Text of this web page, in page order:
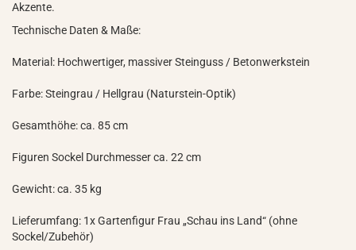
Akzente.
Technische Daten & Maße:
Material: Hochwertiger, massiver Steinguss / Betonwerkstein
Farbe: Steingrau / Hellgrau (Naturstein-Optik)
Gesamthöhe: ca. 85 cm
Figuren Sockel Durchmesser ca. 22 cm
Gewicht: ca. 35 kg
Lieferumfang: 1x Gartenfigur Frau „Schau ins Land“ (ohne
Sockel/Zubehör)